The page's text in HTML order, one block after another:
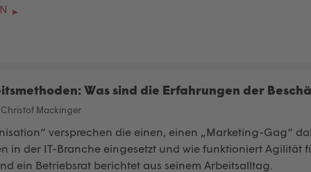
Was sind die Erfahrungen der
Christof Mackinger
versprechen die einen, einen „Marketing-Gag“
in der IT-Branche eingesetzt und wie funktioniert Agilität
ein Betriebsrat berichtet aus seinem Arbeitsalltag.